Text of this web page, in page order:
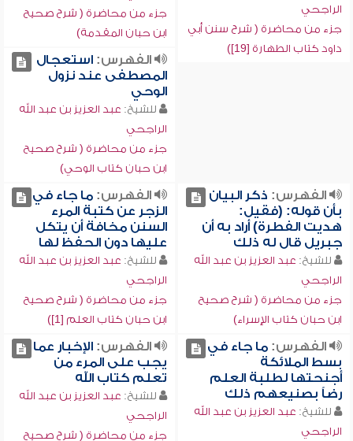
الراجحي
جزء من محاضرة ( شرح سنن أبي
داود كتاب الطهارة [19])
جزء من محاضرة ( شرح صحيح
ابن حبان المقدمة)
الفهرس:استعجال
المصطفى عند نزول
الوحي
للشيخ: عبد العزيز بن عبد الله
الراجحي
جزء من محاضرة ( شرح صحيح
ابن حبان كتاب الوحي)
الفهرس: ذكر البيان
بأن قوله: (فقيل:
هديت الفطرة) أراد به أن
جبريل قال له ذلك
للشيخ: عبد العزيز بن عبد الله
الراجحي
جزء من محاضرة ( شرح صحيح
ابن حبان كتاب الإسراء)
الفهرس:ما جاء في
الزجر عن كتبة المرء
السنن مخافة أن يتكل
عليها دون الحفظ لها
للشيخ: عبد العزيز بن عبد الله
الراجحي
جزء من محاضرة ( شرح صحيح
ابن حبان كتاب العلم [1])
الفهرس:ما جاء في
بسط الملائكة
أجنحتها لطلبة العلم
رضاً بصنيعهم ذلك
للشيخ: عبد العزيز بن عبد الله
الراجحي
الفهرس:الإخبار عما
يجب على المرء من
تعلم كتاب الله
للشيخ: عبد العزيز بن عبد الله
الراجحي
جزء من محاضرة ( شرح صحيح